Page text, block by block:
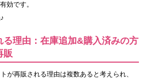
効です。
る理由：在庫追加&購入済みの方
販
が再販される理由は複数あると考えられ、